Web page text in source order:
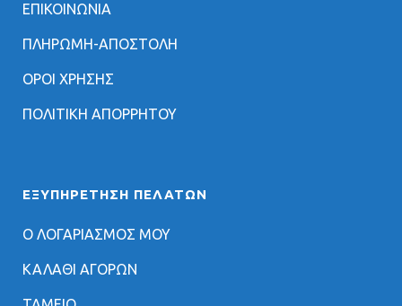
ΕΠΙΚΟΙΝΩΝΙΑ
ΠΛΗΡΩΜΗ-ΑΠΟΣΤΟΛΗ
ΟΡΟΙ ΧΡΗΣΗΣ
ΠΟΛΙΤΙΚΗ ΑΠΟΡΡΗΤΟΥ
ΕΞΥΠΗΡΈΤΗΣΗ ΠΕΛΑΤΏΝ
Ο ΛΟΓΑΡΙΑΣΜΟΣ ΜΟΥ
ΚΑΛΑΘΙ ΑΓΟΡΩΝ